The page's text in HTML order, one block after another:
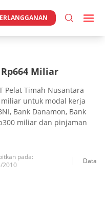
Miliar
Pelat Timah Nusantara
miliar untuk modal kerja
Bank Danamon, Bank
miliar dan pinjaman
pada:
2010
Data